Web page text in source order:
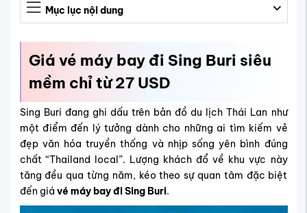
Mục lục nội dung
Giá vé máy bay đi Sing Buri siêu
mềm chỉ từ 27 USD
Sing Buri đang ghi dấu trên bản đồ du lịch Thái Lan như
một điểm đến lý tưởng dành cho những ai tìm kiếm vẻ
đẹp văn hóa truyền thống và nhịp sống yên bình đúng
chất “Thailand local”. Lượng khách đổ về khu vực này
tăng đều qua từng năm, kéo theo sự quan tâm đặc biệt
đến giá vé máy bay đi Sing Buri.